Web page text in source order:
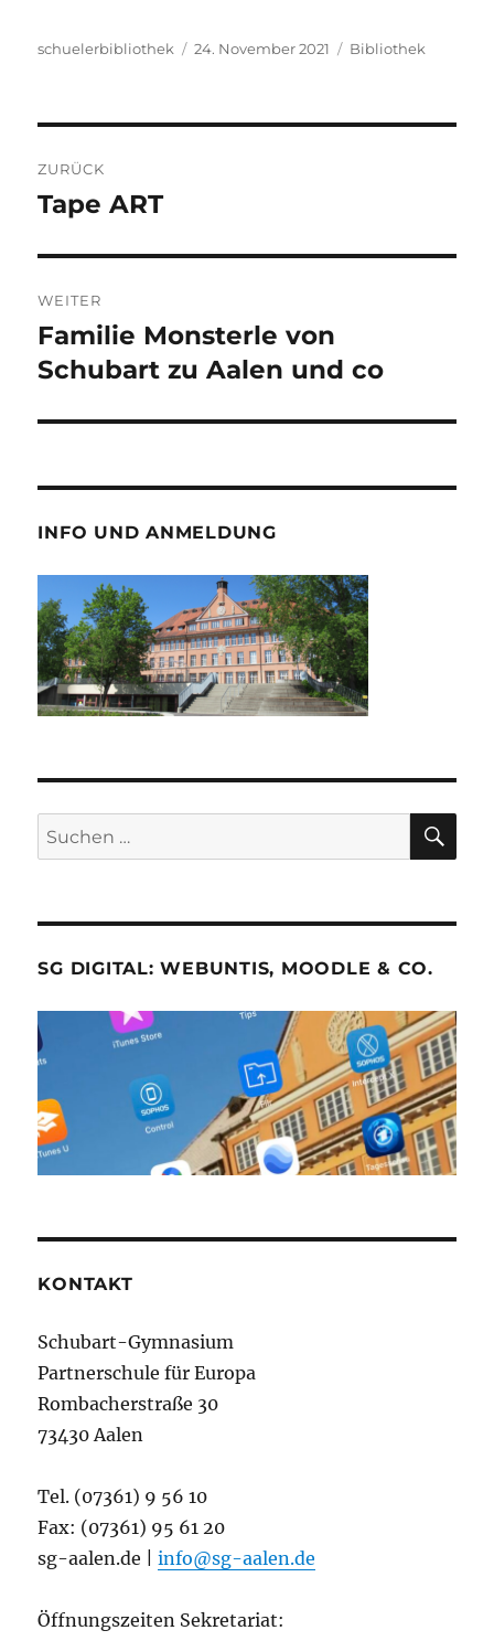
Autor
schuelerbibliothek
Veröffentlicht
24. November 2021 Kategorien
Bibliothek
ZURÜCK
Vorheriger
Tape ART
WEITER
Nächster
Beitrag:
Familie Monsterle von
Schubart zu Aalen und co
INFO UND ANMELDUNG
Suche
nach:
SG DIGITAL: WEBUNTIS, MOODLE & CO.
KONTAKT
Schubart-Gymnasium
Partnerschule für Europa
Rombacherstraße 30
73430 Aalen
Tel. (07361) 9 56 10
Fax: (07361) 95 61 20
sg-aalen.de |info@sg-aalen.de
Öffnungszeiten Sekretariat: